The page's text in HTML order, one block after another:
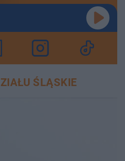
ŚLĄSKIE